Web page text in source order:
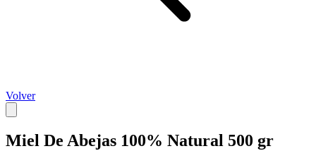
Volver
Miel De Abejas 100% Natural 500 gr